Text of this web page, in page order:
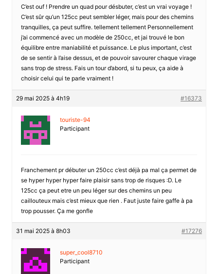
C’est ouf ! Prendre un quad pour désbuter, c’est un vrai voyage !
C’est sûr qu’un 125cc peut sembler léger, mais pour des chemins
tranquilles, ça peut suffire. tellement tellement Personnellement
j’ai commencé avec un modèle de 250cc, et jai trouvé le bon
équilibre entre maniabilité et puissance. Le plus important, c’est
de se sentir à l’aise dessus, et de pouvoir savourer chaque virage
sans trop de stress. Fais un tour d’abord, si tu peux, ça aide à
choisir celui qui te parle vraiment !
29 mai 2025 à 4h19 #16373
touriste-94
Participant
Franchement pr débuter un 250cc c’est déjà pa mal ça permet de
se hyper hyper hyper faire plaisir sans trop de risques :D. Le
125cc ça peut etre un peu léger sur des chemins un peu
caillouteux mais c’est mieux que rien . Faut juste faire gaffe à pa
trop pousser. Ça me gonfle
31 mai 2025 à 8h03 #17276
super_cool8710
Participant